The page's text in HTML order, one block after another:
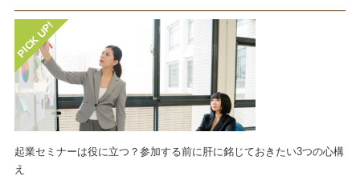
起業セミナーは役に立つ？参加する前に肝に銘じておきたい3つの心構
え